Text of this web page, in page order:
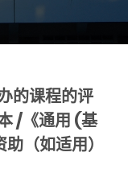
的课程的评
/《通用 (基
（如适用）